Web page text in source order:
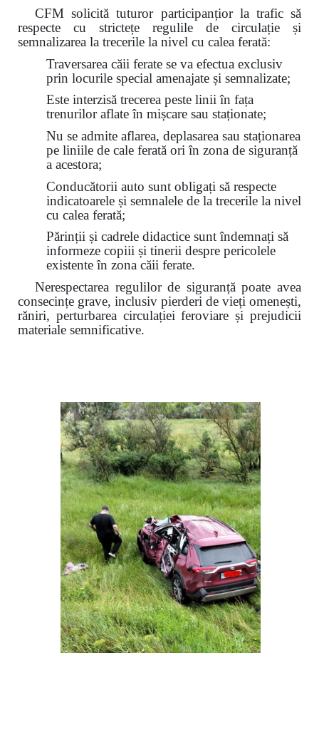
CFM solicită tuturor participanțior la trafic să
respecte cu strictețe regulile de circulație și
semnalizarea la trecerile la nivel cu calea ferată:
Traversarea căii ferate se va efectua exclusiv
prin locurile special amenajate și semnalizate;
Este interzisă trecerea peste linii în fața
trenurilor aflate în mișcare sau staționate;
Nu se admite aflarea, deplasarea sau staționarea
pe liniile de cale ferată ori în zona de siguranță
a acestora;
Conducătorii auto sunt obligați să respecte
indicatoarele și semnalele de la trecerile la nivel
cu calea ferată;
Părinții și cadrele didactice sunt îndemnați să
informeze copiii și tinerii despre pericolele
existente în zona căii ferate.
Nerespectarea regulilor de siguranță poate avea
consecințe grave, inclusiv pierderi de vieți omenești,
răniri, perturbarea circulației feroviare și prejudicii
materiale semnificative.